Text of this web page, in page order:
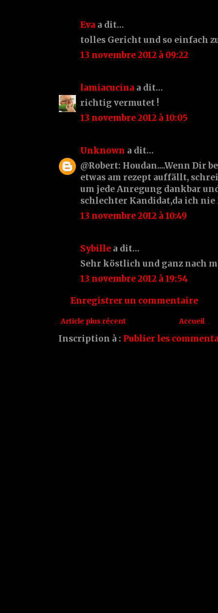
Eva a dit…
tolles Gericht und so einfach
13 novembre 2012 à 09:22
lamiacucina a dit…
richtig vermutet !
13 novembre 2012 à 10:05
Unknown a dit…
@Robert: Houdan....Wenn Dir
etwas am rezept auffällt,
um jede Anregung dankbar
schlechter Kandidat,da ich nie
13 novembre 2012 à 10:49
Sybille a dit…
Sehr köstlich und ganz nach
13 novembre 2012 à 19:54
Enregistrer un commentaire
Article plus récent Accueil
Inscription à : Publier les